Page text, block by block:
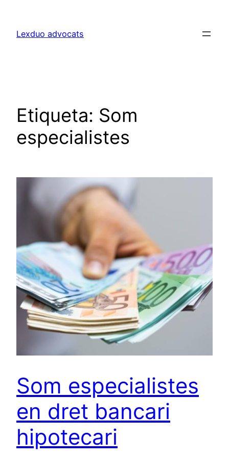
Lexduo advocats
Etiqueta: Som
especialistes
Som especialistes
en dret bancari
hipotecari